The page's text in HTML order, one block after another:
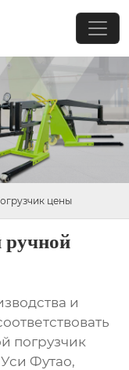
цены
ручной
и
погрузчик
Футао,